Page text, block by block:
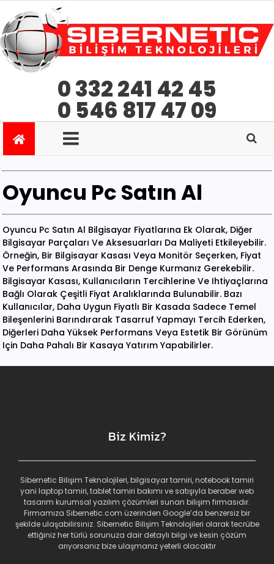
0 332 241 42 45
0 546 817 47 09
Oyuncu Pc Satın Al
Oyuncu Pc Satın Al Bilgisayar Fiyatlarına Ek Olarak, Diğer
Bilgisayar Parçaları Ve Aksesuarları Da Maliyeti Etkileyebilir.
Örneğin, Bir Bilgisayar Kasası Veya Monitör Seçerken, Fiyat
Ve Performans Arasında Bir Denge Kurmanız Gerekebilir.
Bilgisayar Kasası, Kullanıcıların Tercihlerine Ve Ihtiyaçlarına
Bağlı Olarak Çeşitli Fiyat Aralıklarında Bulunabilir. Bazı
Kullanıcılar, Daha Uygun Fiyatlı Bir Kasada Sadece Temel
Bileşenlerini Barındırarak Tasarruf Yapmayı Tercih Ederken,
Diğerleri Daha Yüksek Performans Veya Estetik Bir Görünüm
Için Daha Pahalı Bir Kasaya Yatırım Yapabilirler.
Biz Kimiz?
Sibernetic Bilişim Teknolojileri, bilgisayar tamiri, notebook tamiri
yani laptop tamiri, tablet tamiri bakımı ve satışıyla beraber web
tasarım kurumsal yazılım çözümleri sunan bilişim firmasıdır.
Firmamıza Sibernetic.com üzerinden Google’da benzersiz bir
şekilde ulaşabilirsiniz. Sibernetic Bilişim Teknolojileri olarak tecrübe
ettiğiniz her türlü sorunuza dair detaylı bilgi ve kesin çözüm
arıyorsanız bize ulaşmanız yeterli olacaktır